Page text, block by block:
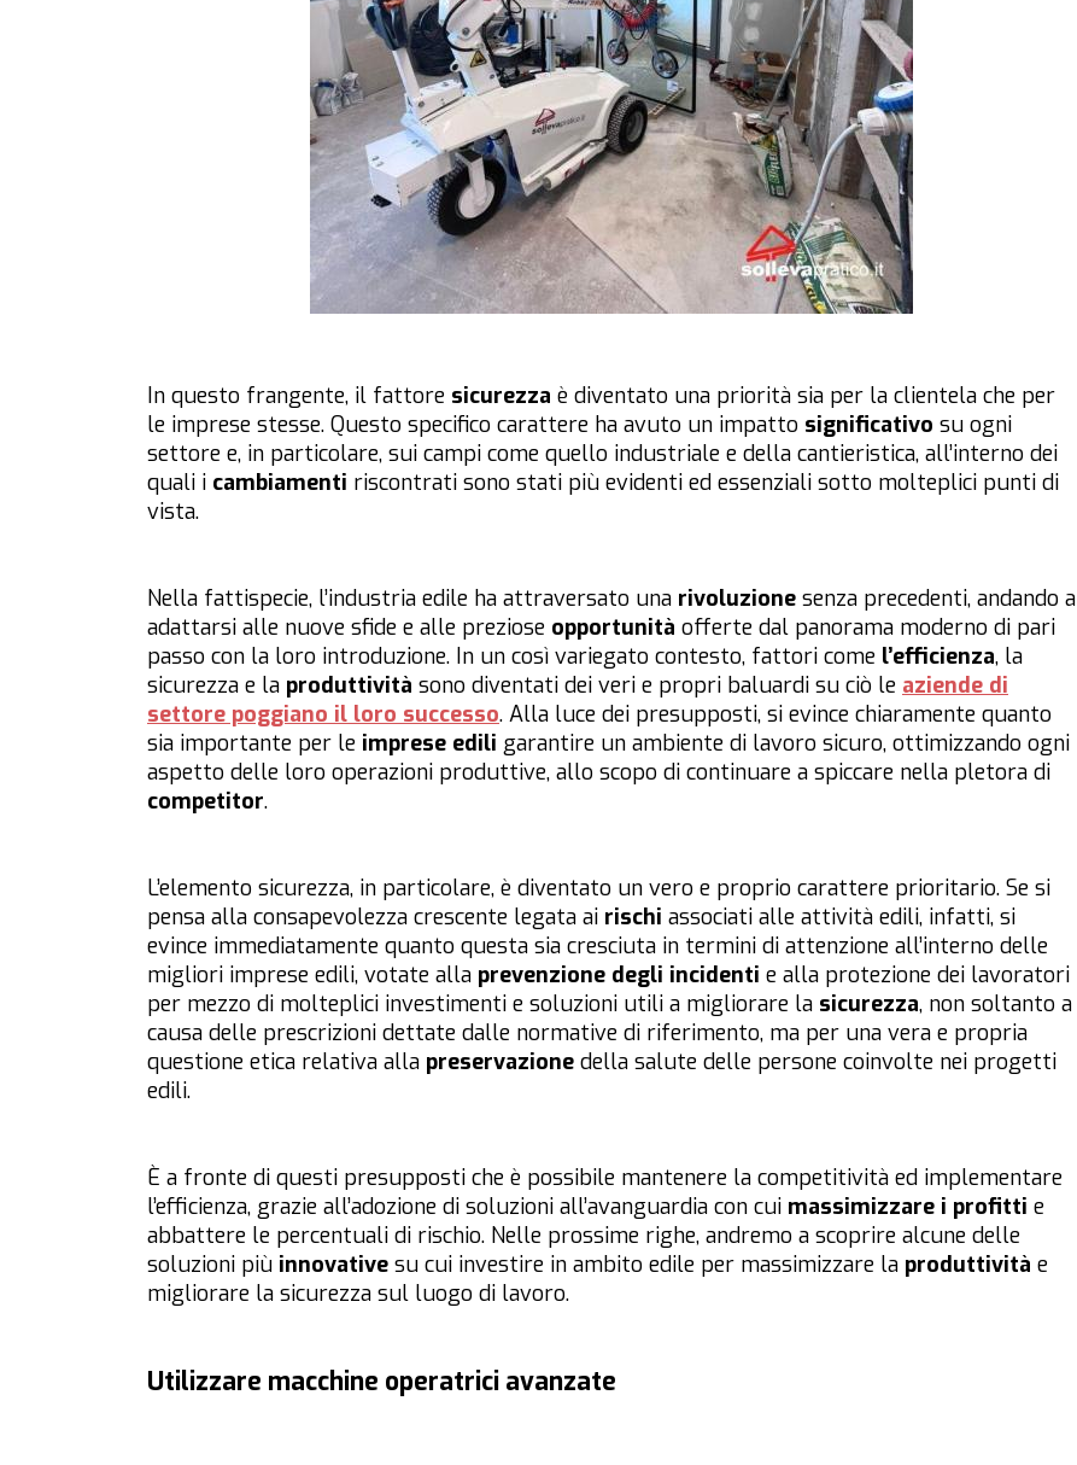
In questo frangente, il fattore sicurezza è diventato una priorità sia per la clientela che per
le imprese stesse. Questo specifico carattere ha avuto un impatto significativo su ogni
settore e, in particolare, sui campi come quello industriale e della cantieristica, all’interno dei
quali i cambiamenti riscontrati sono stati più evidenti ed essenziali sotto molteplici punti di
vista.
Nella fattispecie, l’industria edile ha attraversato una rivoluzione senza precedenti, andando a
adattarsi alle nuove sfide e alle preziose opportunità offerte dal panorama moderno di pari
passo con la loro introduzione. In un così variegato contesto, fattori come l’efficienza, la
sicurezza e la produttività sono diventati dei veri e propri baluardi su ciò le aziende di
settore poggiano il loro successo. Alla luce dei presupposti, si evince chiaramente quanto
sia importante per le imprese edili garantire un ambiente di lavoro sicuro, ottimizzando ogni
aspetto delle loro operazioni produttive, allo scopo di continuare a spiccare nella pletora di
competitor.
L’elemento sicurezza, in particolare, è diventato un vero e proprio carattere prioritario. Se si
pensa alla consapevolezza crescente legata ai rischi associati alle attività edili, infatti, si
evince immediatamente quanto questa sia cresciuta in termini di attenzione all’interno delle
migliori imprese edili, votate alla prevenzione degli incidenti e alla protezione dei lavoratori
per mezzo di molteplici investimenti e soluzioni utili a migliorare la sicurezza, non soltanto a
causa delle prescrizioni dettate dalle normative di riferimento, ma per una vera e propria
questione etica relativa alla preservazione della salute delle persone coinvolte nei progetti
edili.
È a fronte di questi presupposti che è possibile mantenere la competitività ed implementare
l’efficienza, grazie all’adozione di soluzioni all’avanguardia con cui massimizzare i profitti e
abbattere le percentuali di rischio. Nelle prossime righe, andremo a scoprire alcune delle
soluzioni più innovative su cui investire in ambito edile per massimizzare la produttività e
migliorare la sicurezza sul luogo di lavoro.
Utilizzare macchine operatrici avanzate